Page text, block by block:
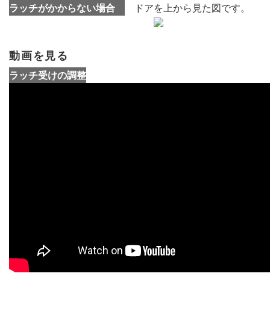
ラッチがかからない場合 ドアを上から見た図です。
動画を見る
ラッチ受けの調整